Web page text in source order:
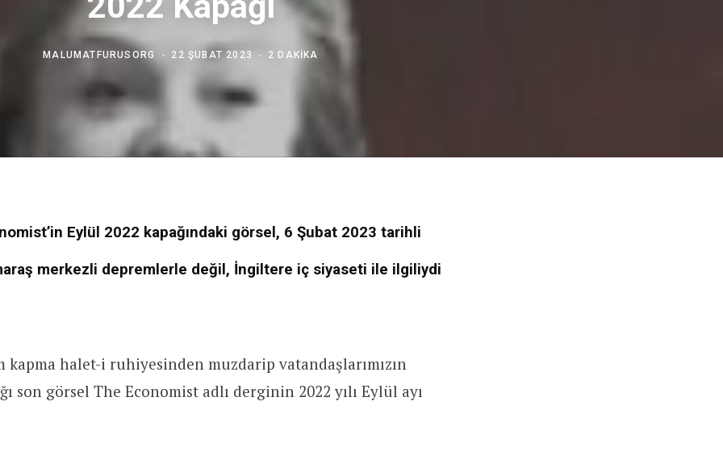
MALUMATFURUSORG 22 ŞUBAT 2023 2 DAKIKA
Eylül 2022 kapağındaki görsel, 6 Şubat 2023 tarihli
merkezli depremlerle değil, İngiltere iç siyaseti ile ilgiliydi
kapma halet-i ruhiyesinden muzdarip vatandaşlarımızın
son görsel The Economist adlı derginin 2022 yılı Eylül ayı